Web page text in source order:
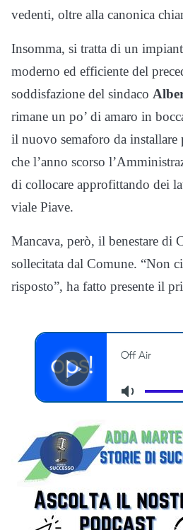
vedenti, oltre alla canonica
Insomma, si tratta di un
moderno ed efficiente del
soddisfazione del sindaco
rimane un po’ di amaro in
il nuovo semaforo da installare
che l’anno scorso
di collocare approfittando dei
viale Piave.
Mancava, però, il benestare di
sollecitata dal Comune. “Non
risposto”, ha fatto presente il